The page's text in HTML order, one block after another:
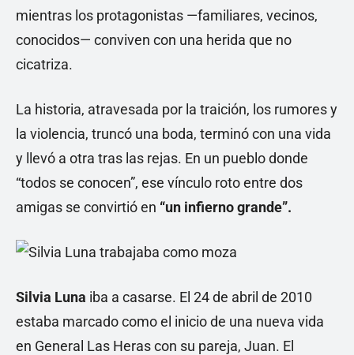
mientras los protagonistas —familiares, vecinos,
conocidos— conviven con una herida que no
cicatriza.
La historia, atravesada por la traición, los rumores y
la violencia, truncó una boda, terminó con una vida
y llevó a otra tras las rejas. En un pueblo donde
“todos se conocen”, ese vínculo roto entre dos
amigas se convirtió en “un infierno grande”.
Silvia Luna iba a casarse. El 24 de abril de 2010
estaba marcado como el inicio de una nueva vida
en General Las Heras con su pareja, Juan. El